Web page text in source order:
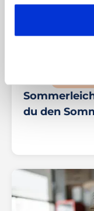
gesammelt haben.
die
werden.
du den